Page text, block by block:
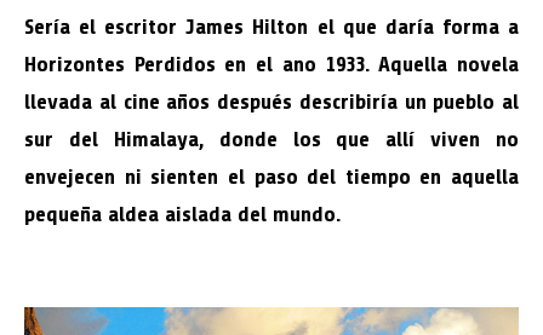
Sería el escritor James Hilton el que daría forma a
Horizontes Perdidos en el ano 1933. Aquella novela
llevada al cine años después describiría un pueblo al
sur del Himalaya, donde los que allí viven no
envejecen ni sienten el paso del tiempo en aquella
pequeña aldea aislada del mundo.